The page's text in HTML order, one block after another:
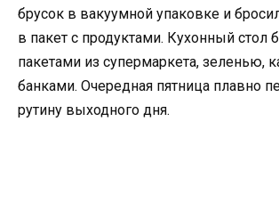
брусок в вакуумной упаковке и
в пакет с продуктами. Кухонный стол
пакетами из супермаркета, зеленью,
банками. Очередная пятница плавно
рутину выходного дня.